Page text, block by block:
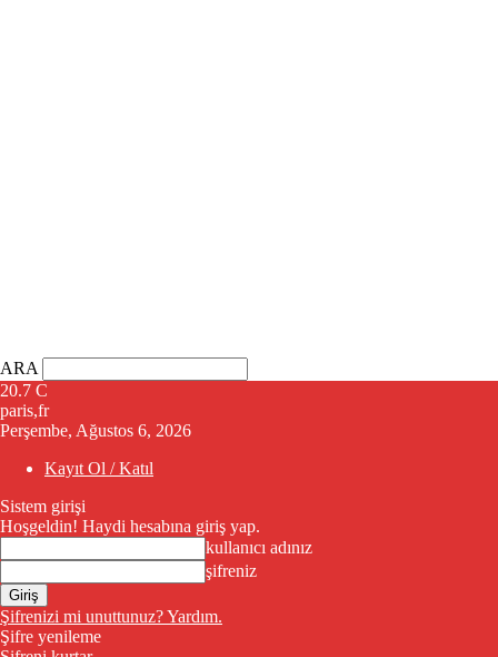
ARA
20.7 C
paris,fr
Perşembe, Ağustos 6, 2026
Kayıt Ol / Katıl
Sistem girişi
Hoşgeldin! Haydi hesabına giriş yap.
kullanıcı adınız
şifreniz
Şifrenizi mi unuttunuz? Yardım.
Şifre yenileme